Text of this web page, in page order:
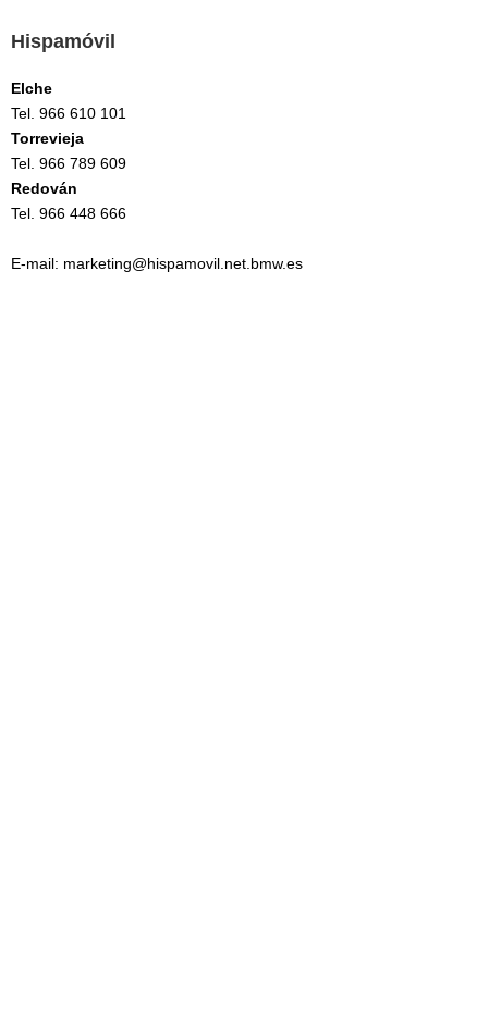
Hispamóvil
Elche
Tel. 966 610 101
Torrevieja
Tel. 966 789 609
Redován
Tel. 966 448 666
E-mail: marketing@hispamovil.net.bmw.es